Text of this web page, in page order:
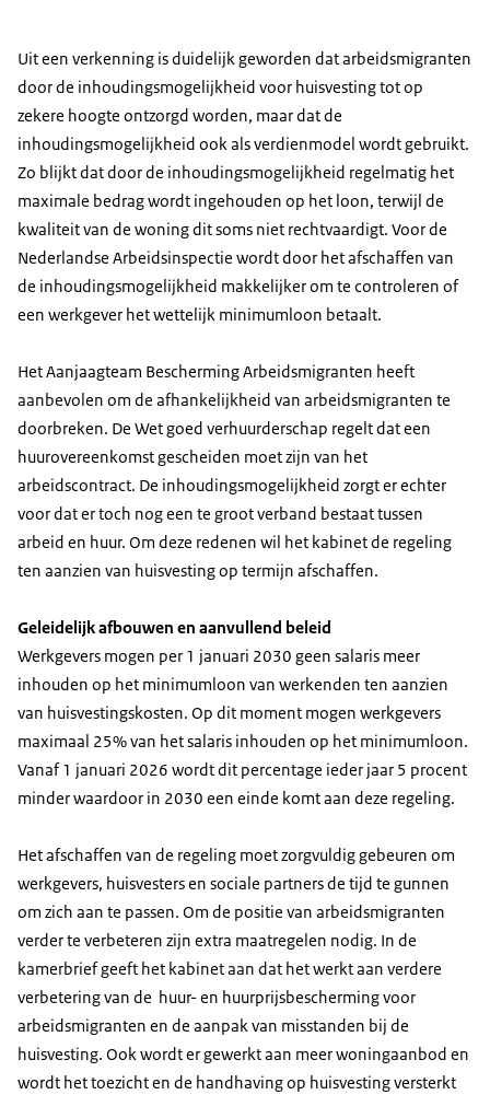
Uit een verkenning is duidelijk geworden dat arbeidsmigranten
door de inhoudingsmogelijkheid voor huisvesting tot op
zekere hoogte ontzorgd worden, maar dat de
inhoudingsmogelijkheid ook als verdienmodel wordt gebruikt.
Zo blijkt dat door de inhoudingsmogelijkheid regelmatig het
maximale bedrag wordt ingehouden op het loon, terwijl de
kwaliteit van de woning dit soms niet rechtvaardigt. Voor de
Nederlandse Arbeidsinspectie wordt door het afschaffen van
de inhoudingsmogelijkheid makkelijker om te controleren of
een werkgever het wettelijk minimumloon betaalt.
Het Aanjaagteam Bescherming Arbeidsmigranten heeft
aanbevolen om de afhankelijkheid van arbeidsmigranten te
doorbreken. De Wet goed verhuurderschap regelt dat een
huurovereenkomst gescheiden moet zijn van het
arbeidscontract. De inhoudingsmogelijkheid zorgt er echter
voor dat er toch nog een te groot verband bestaat tussen
arbeid en huur. Om deze redenen wil het kabinet de regeling
ten aanzien van huisvesting op termijn afschaffen.
Geleidelijk afbouwen en aanvullend beleid
Werkgevers mogen per 1 januari 2030 geen salaris meer
inhouden op het minimumloon van werkenden ten aanzien
van huisvestingskosten. Op dit moment mogen werkgevers
maximaal 25% van het salaris inhouden op het minimumloon.
Vanaf 1 januari 2026 wordt dit percentage ieder jaar 5 procent
minder waardoor in 2030 een einde komt aan deze regeling.
Het afschaffen van de regeling moet zorgvuldig gebeuren om
werkgevers, huisvesters en sociale partners de tijd te gunnen
om zich aan te passen. Om de positie van arbeidsmigranten
verder te verbeteren zijn extra maatregelen nodig. In de
kamerbrief geeft het kabinet aan dat het werkt aan verdere
verbetering van de huur- en huurprijsbescherming voor
arbeidsmigranten en de aanpak van misstanden bij de
huisvesting. Ook wordt er gewerkt aan meer woningaanbod en
wordt het toezicht en de handhaving op huisvesting versterkt